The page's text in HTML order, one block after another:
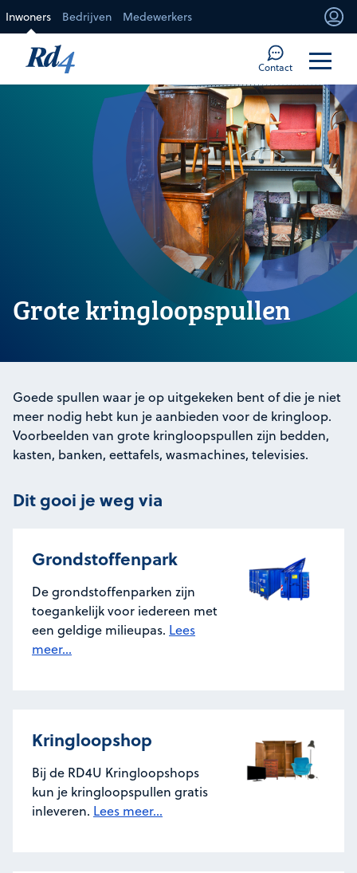
Inwoners Bedrijven Medewerkers
Contact
Grote kringloopspullen
Goede spullen waar je op uitgekeken bent of die je niet
meer nodig hebt kun je aanbieden voor de kringloop.
Voorbeelden van grote kringloopspullen zijn bedden,
kasten, banken, eettafels, wasmachines, televisies.
Dit gooi je weg via
Grondstoffenpark
De grondstoffenparken zijn
toegankelijk voor iedereen met
een geldige milieupas. Lees
meer...
Kringloopshop
Bij de RD4U Kringloopshops
kun je kringloopspullen gratis
inleveren. Lees meer...